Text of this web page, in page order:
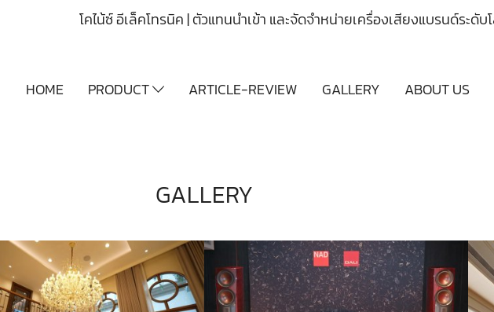
โคไน้ซ์ อีเล็คโทรนิค | ตัวแทนนำเข้า และจัดจำหน่ายเครื่องเสียงแบรนด์ระดับ
HOME PRODUCT ARTICLE-REVIEW GALLERY ABOUT US
GALLERY
บริษัทโคไน้ซ์ฯ ได้เปิดตัวสินค้าใหม่ล่าสุด NAD Master series M66, M23 และลำโพงไฮเอ็นด์ระดับเรือธง DALI EPIKORE 11
Multiroom Audio 4 Zone/4source @Toscana Khaoyai